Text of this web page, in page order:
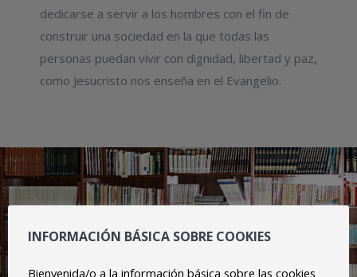
dedicarse a servir a los hombres con el fin de
construir una sociedad en la que todas las
personas puedan vivir con dignidad, libertad y paz,
como Jesucristo nos enseña en el Evangelio.
INFORMACIÓN BÁSICA SOBRE COOKIES
Bienvenida/o a la información básica sobre las cookies